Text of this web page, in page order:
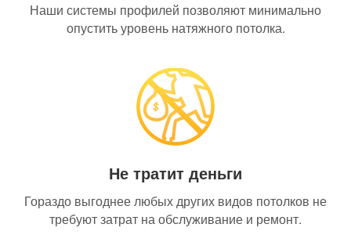
Наши системы профилей позволяют минимально
опустить уровень натяжного потолка.
Не тратит деньги
Гораздо выгоднее любых других видов потолков не
требуют затрат на обслуживание и ремонт.